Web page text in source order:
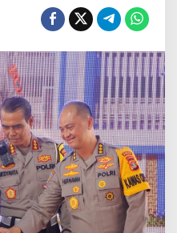
a
P
o
l
d
a
L
a
m
p
u
n
g
H